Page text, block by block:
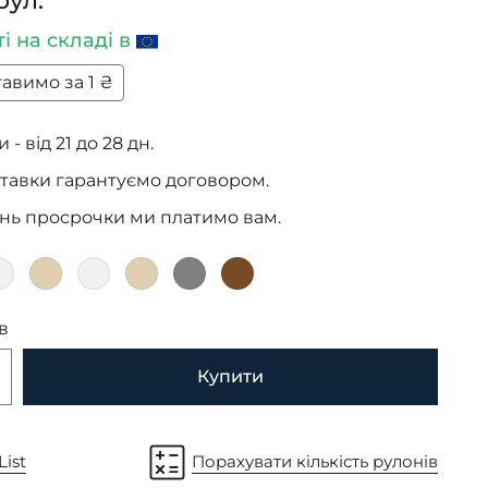
на складі в
за 1 ₴
- від 21 до 28 дн.
гарантуємо договором.
просрочки ми платимо вам.
Купити
Порахувати кількість рулонів